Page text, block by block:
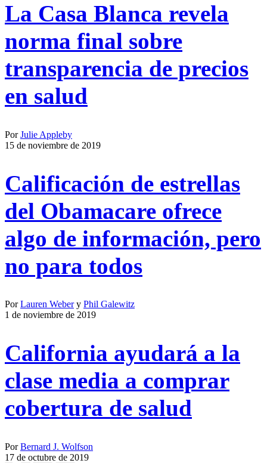
La Casa Blanca revela
norma final sobre
transparencia de precios
en salud
PorJulie Appleby
15 de noviembre de 2019
Calificación de estrellas
del Obamacare ofrece
algo de información, pero
no para todos
PorLauren Webery Phil Galewitz
1 de noviembre de 2019
California ayudará a la
clase media a comprar
cobertura de salud
PorBernard J. Wolfson
17 de octubre de 2019